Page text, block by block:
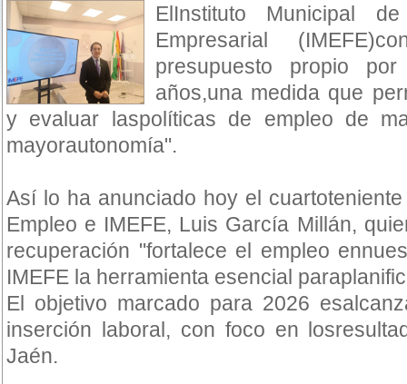
ElInstituto Municipal
Empresarial
presupuesto propio
años,una medida que
y evaluar laspolíticas de empleo de
mayorautonomía".
Así lo ha anunciado hoy el
Empleo e IMEFE, Luis García Millán,
recuperación "fortalece el empleo
IMEFE la herramienta esencial
El objetivo marcado para 2026
inserción laboral, con foco en
Jaén.